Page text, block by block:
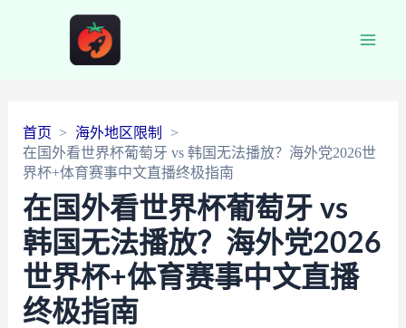
首页
海外地区限制
在国外看世界杯葡萄牙 vs 韩国无法播放？海外党2026世
界杯+体育赛事中文直播终极指南
在国外看世界杯葡萄牙 vs
韩国无法播放？海外党2026
世界杯+体育赛事中文直播
终极指南